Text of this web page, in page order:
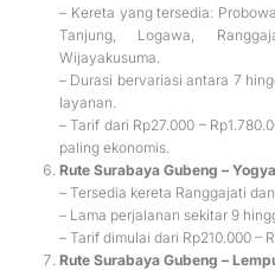
– Kereta yang tersedia:
Tanjung, Logawa,
Wijayakusuma.
– Durasi bervariasi antara 7
layanan.
– Tarif dari Rp27.000 –
paling ekonomis.
Rute Surabaya Gubeng –
– Tersedia kereta Ranggajati
– Lama perjalanan sekitar 9
– Tarif dimulai dari Rp210.000 –
Rute Surabaya Gubeng –